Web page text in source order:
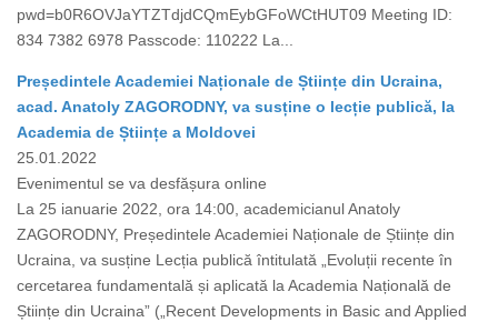
pwd=b0R6OVJaYTZTdjdCQmEybGFoWCtHUT09 Meeting ID:
834 7382 6978 Passcode: 110222 La...
Președintele Academiei Naționale de Științe din Ucraina,
acad. Anatoly ZAGORODNY, va susține o lecție publică, la
Academia de Științe a Moldovei
25.01.2022
Evenimentul se va desfășura online
La 25 ianuarie 2022, ora 14:00, academicianul Anatoly
ZAGORODNY, Președintele Academiei Naționale de Științe din
Ucraina, va susține Lecția publică întitulată „Evoluții recente în
cercetarea fundamentală și aplicată la Academia Națională de
Științe din Ucraina” („Recent Developments in Basic and Applied